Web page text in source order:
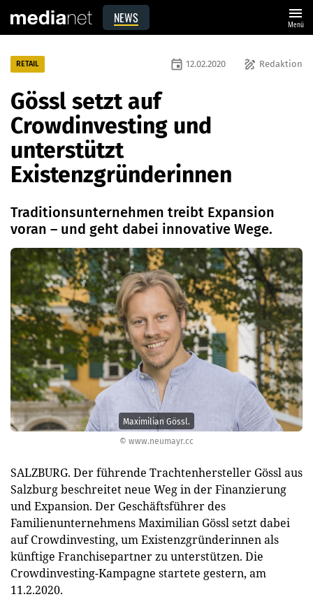
NEWS menu
Menü
© www.neumayr.cc
Maximilian Gössl.
RETAIL draw Redaktion
event 12.02.2020
Gössl setzt auf
Crowdinvesting und
unterstützt
Existenzgründerinnen
Traditionsunternehmen treibt Expansion
voran – und geht dabei innovative Wege.
SALZBURG. Der führende Trachtenhersteller Gössl aus
Salzburg beschreitet neue Weg in der Finanzierung
und Expansion. Der Geschäftsführer des
Familienunternehmens Maximilian Gössl setzt dabei
auf Crowdinvesting, um Existenzgründerinnen als
künftige Franchisepartner zu unterstützen. Die
Crowdinvesting-Kampagne startete gestern, am
11.2.2020.